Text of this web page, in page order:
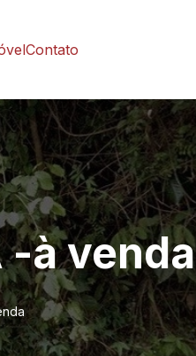
Contato
-à venda